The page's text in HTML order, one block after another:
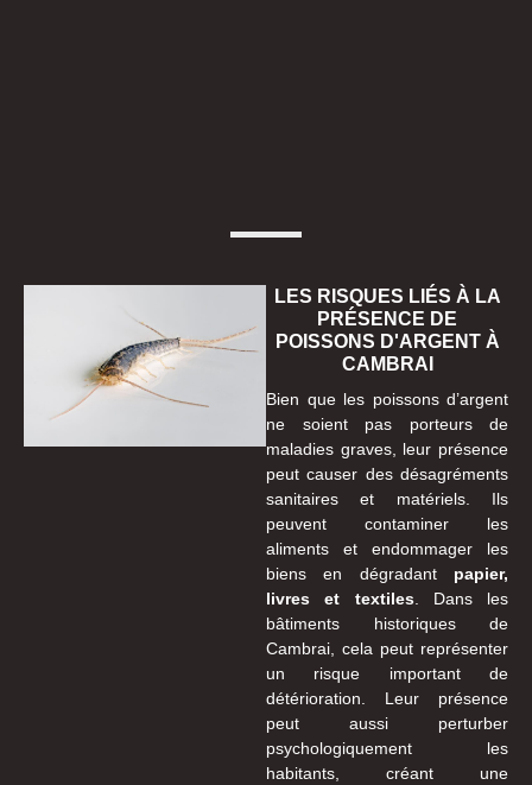
LES RISQUES LIÉS À LA
PRÉSENCE DE
POISSONS D'ARGENT À
CAMBRAI
Bien que les poissons d’argent
ne soient pas porteurs de
maladies graves, leur présence
peut causer des désagréments
sanitaires et matériels. Ils
peuvent contaminer les
aliments et endommager les
biens en dégradant papier,
livres et textiles. Dans les
bâtiments historiques de
Cambrai, cela peut représenter
un risque important de
détérioration. Leur présence
peut aussi perturber
psychologiquement les
habitants, créant une